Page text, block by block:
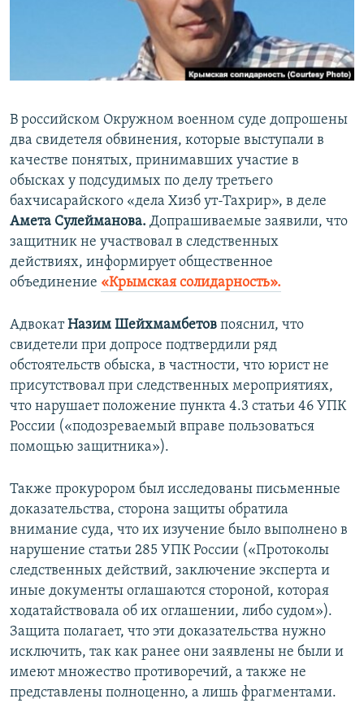
ПОБЕДИТЕЛЕЙ НЕ СУДЯТ?
КРЫМ.НЕПОКОРЕННЫЙ
Все сайты RFE/RL
В российском Окружном военном суде допрошены
два свидетеля обвинения, которые выступали в
качестве понятых, принимавших участие в
обысках у подсудимых по делу третьего
бахчисарайского «дела Хизб ут-Тахрир», в деле
Амета Сулейманова. Допрашиваемые заявили, что
защитник не участвовал в следственных
действиях, информирует общественное
объединение «Крымская солидарность».
АдвокатНазим Шейхмамбетов пояснил, что
свидетели при допросе подтвердили ряд
обстоятельств обыска, в частности, что юрист не
присутствовал при следственных мероприятиях,
что нарушает положение пункта 4.3 статьи 46 УПК
России («подозреваемый вправе пользоваться
помощью защитника»).
Также прокурором был исследованы письменные
доказательства, сторона защиты обратила
внимание суда, что их изучение было выполнено в
нарушение статьи 285 УПК России («Протоколы
следственных действий, заключение эксперта и
иные документы оглашаются стороной, которая
ходатайствовала об их оглашении, либо судом»).
Защита полагает, что эти доказательства нужно
исключить, так как ранее они заявлены не были и
имеют множество противоречий, а также не
представлены полноценно, а лишь фрагментами.